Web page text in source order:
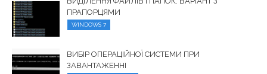
ПРАПОРЦЯМИ
WINDOWS 7
ВИБІР ОПЕРАЦІЙНОЇ СИСТЕМИ ПРИ
ЗАВАНТАЖЕННІ